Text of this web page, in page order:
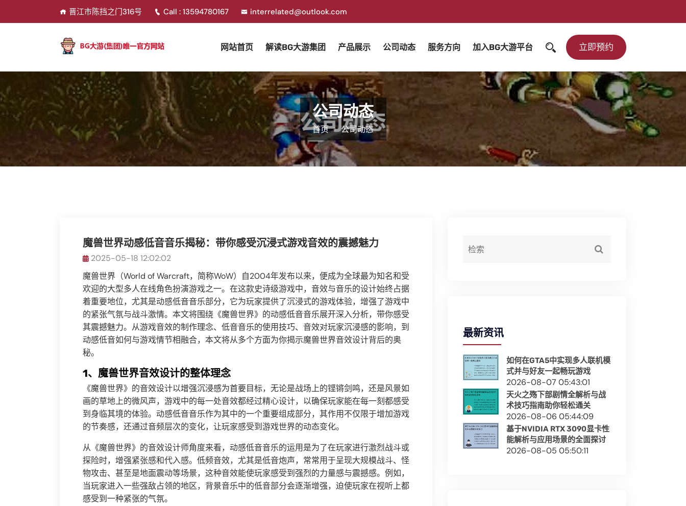
晋江市陈挡之门316号 Call : 13594780167 interrelated@outlook.com
网站首页 解读BG大游集团 产品展示 公司动态 服务方向 加入BG大游平台 立即预约
公司动态
首页 公司动态
魔兽世界动感低音音乐揭秘：带你感受沉浸式游戏音效的震撼魅力
2025-05-18 12:02:02
魔兽世界（World of Warcraft，简称WoW）自2004年发布以来，便成为全球最为知名和受
欢迎的大型多人在线角色扮演游戏之一。在这款史诗级游戏中，音效与音乐的设计始终占据
着重要地位，尤其是动感低音音乐部分，它为玩家提供了沉浸式的游戏体验，增强了游戏中
的紧张气氛与战斗激情。本文将围绕《魔兽世界》的动感低音音乐展开深入分析，带你感受
其震撼魅力。从游戏音效的制作理念、低音音乐的使用技巧、音效对玩家沉浸感的影响，到
动感低音如何与游戏情节相融合，本文将从多个方面为你揭示魔兽世界音效设计背后的奥
秘。
1、魔兽世界音效设计的整体理念
《魔兽世界》的音效设计以增强沉浸感为首要目标，无论是战场上的铿锵剑鸣，还是风景如
画的草地上的微风声，游戏中的每一处音效都经过精心设计，以确保玩家能在每一刻都感受
到身临其境的体验。动感低音音乐作为其中的一个重要组成部分，其作用不仅限于增加游戏
的节奏感，还通过音频层次的变化，让玩家感受到游戏世界的动态变化。
从《魔兽世界》的音效设计师角度来看，动感低音音乐的运用是为了在玩家进行激烈战斗或
探险时，增强紧张感和代入感。低频音效，尤其是低音炮声，常常用于呈现大规模战斗、怪
物攻击、甚至是地面震动等场景，这种音效能使玩家感受到强烈的力量感与震撼感。例如，
当玩家进入一些强敌占领的地区，背景音乐中的低音部分会逐渐增强，迫使玩家在视听上都
感受到一种紧张的气氛。
最新资讯
如何在GTA5中实现多人联机模
式并与好友一起畅玩游戏
2026-08-07 05:43:01
天火之殇下部剧情全解析与战
术技巧指南助你轻松通关
2026-08-06 05:44:09
基于NVIDIA RTX 3090显卡性
能解析与应用场景的全面探讨
2026-08-05 05:50:11